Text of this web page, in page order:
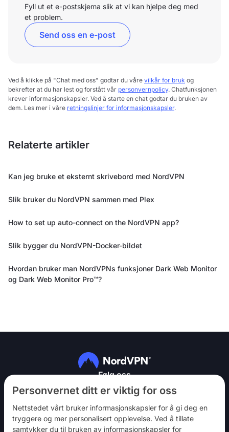
Personvernet ditt er viktig for oss
Nettstedet vårt bruker informasjonskapsler for å gi deg en
tryggere og mer personalisert opplevelse. Ved å tillate
samtykker du til bruken av informasjonskapsler for
Fyll ut et e-postskjema slik at vi kan hjelpe deg med
et problem.
Send oss en e-post
Ved å klikke på "Chat med oss" godtar du våre vilkår for bruk og
bekrefter at du har lest og forstått vår personvernpolicy. Chatfunksjonen
krever informasjonskapsler. Ved å starte en chat godtar du bruken av
dem. Les mer i våre retningslinjer for informasjonskapsler.
Relaterte artikler
Kan jeg bruke et eksternt skrivebord med NordVPN
Slik bruker du NordVPN sammen med Plex
How to set up auto-connect on the NordVPN app?
Slik bygger du NordVPN-Docker-bildet
Hvordan bruker man NordVPNs funksjoner Dark Web Monitor
og Dark Web Monitor Pro™?
Følg oss